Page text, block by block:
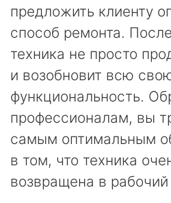
предложить клиенту
способ ремонта.
техника не просто
и возобновит всю
функциональность.
профессионалам, вы
самым оптимальным
в том, что техника
возвращена в